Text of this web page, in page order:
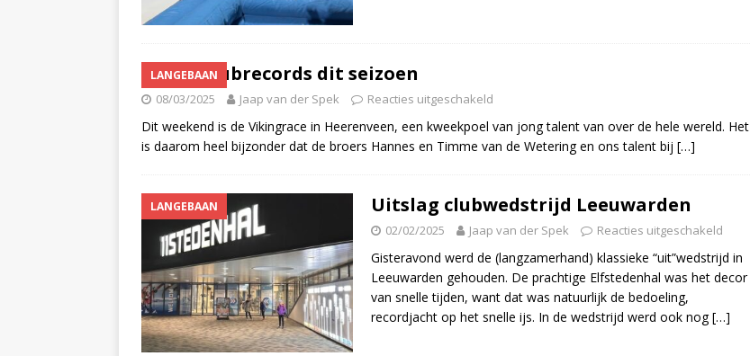
LANGEBAAN
Veel clubrecords dit seizoen
08/03/2025 Jaap van der Spek Reacties uitgeschakeld
Dit weekend is de Vikingrace in Heerenveen, een kweekpoel van jong talent van over de hele wereld. Het
is daarom heel bijzonder dat de broers Hannes en Timme van de Wetering en ons talent bij […]
LANGEBAAN Uitslag clubwedstrijd Leeuwarden
02/02/2025 Jaap van der Spek Reacties uitgeschakeld
Gisteravond werd de (langzamerhand) klassieke “uit”wedstrijd in
Leeuwarden gehouden. De prachtige Elfstedenhal was het decor
van snelle tijden, want dat was natuurlijk de bedoeling,
recordjacht op het snelle ijs. In de wedstrijd werd ook nog[…]